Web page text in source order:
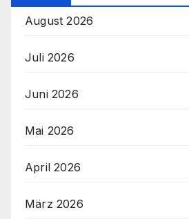
August 2026
Juli 2026
Juni 2026
Mai 2026
April 2026
März 2026